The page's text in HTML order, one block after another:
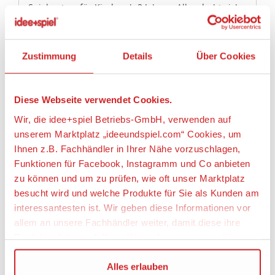
Zustimmung Details Über Cookies
Diese Webseite verwendet Cookies.
Wir, die idee+spiel Betriebs-GmbH, verwenden auf
unserem Marktplatz „ideeundspiel.com“ Cookies, um
Ihnen z.B. Fachhändler in Ihrer Nähe vorzuschlagen,
Funktionen für Facebook, Instagramm und Co anbieten
zu können und um zu prüfen, wie oft unser Marktplatz
besucht wird und welche Produkte für Sie als Kunden am
interessantesten ist. Wir geben diese Informationen vor
allem an unsere Fachhändler weiter, damit diese ihre
Wir verwenden den Google Tag Manager um weitere
Alles erlauben
Spielsystem für Kinder ab 3 Jahren. Alles dreht sich
um Geschwindigkeit, Schwerkraft und Gefälle. Die
einer Strecke mit scharfen Kurven und
Hindernissen. Jedes Rennen ist anders, denn mit
Kontrolle übernehmen und immer wieder neue
Der 30550 Rennbahn-Turm mit zwei Rennwagen
enthält 19 Teile: 2 x Rennwagen, 1 x
Streckenendstück, 2 x linke Spuren, 2 x rechte
Spuren, 2 x Spurenkreuzungen, 1 x Startrampe, 1 x
Basisplatte, 2 x lange Säulen, 4 x kurze
Verbindungsstangen, 1 x Zielrampe
Fahre ein spannendes Autorennen mit diesem
Kurven, gefährlichen Fahrbahnkreuzungen und
modularen Schienenteilen.